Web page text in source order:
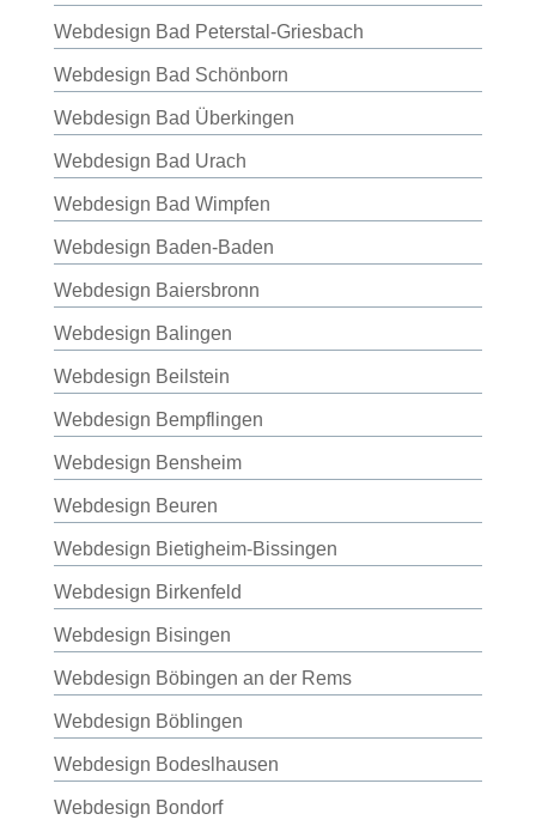
Webdesign Bad Peterstal-Griesbach
Webdesign Bad Schönborn
Webdesign Bad Überkingen
Webdesign Bad Urach
Webdesign Bad Wimpfen
Webdesign Baden-Baden
Webdesign Baiersbronn
Webdesign Balingen
Webdesign Beilstein
Webdesign Bempflingen
Webdesign Bensheim
Webdesign Beuren
Webdesign Bietigheim-Bissingen
Webdesign Birkenfeld
Webdesign Bisingen
Webdesign Böbingen an der Rems
Webdesign Böblingen
Webdesign Bodeslhausen
Webdesign Bondorf